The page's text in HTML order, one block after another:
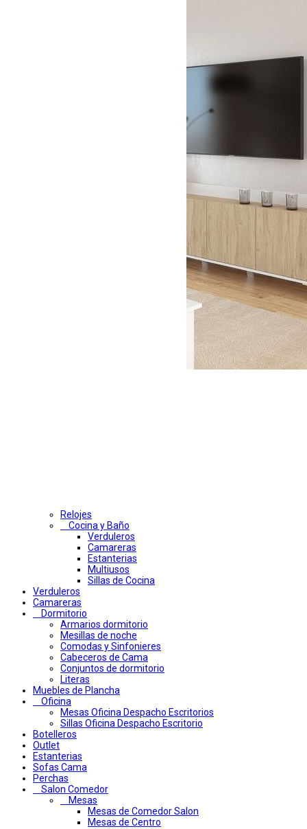
Relojes
Cocina y Baño
Verduleros
Camareras
Estanterias
Multiusos
Sillas de Cocina
Verduleros
Camareras
Dormitorio
Armarios dormitorio
Mesillas de noche
Comodas y Sinfonieres
Cabeceros de Cama
Conjuntos de dormitorio
Literas
Muebles de Plancha
Oficina
Mesas Oficina Despacho Escritorios
Sillas Oficina Despacho Escritorio
Botelleros
Outlet
Estanterias
Sofas Cama
Perchas
Salon Comedor
Mesas
Mesas de Comedor Salon
Mesas de Centro